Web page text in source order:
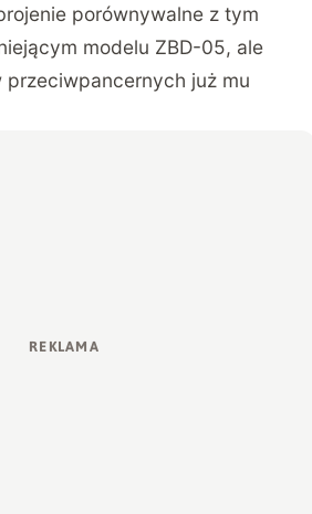
porównywalne z tym
modelu ZBD-05, ale
już mu